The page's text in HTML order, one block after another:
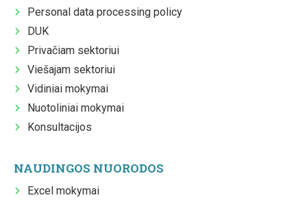
Personal data processing policy
DUK
Privačiam sektoriui
Viešajam sektoriui
Vidiniai mokymai
Nuotoliniai mokymai
Konsultacijos
NAUDINGOS NUORODOS
Excel mokymai